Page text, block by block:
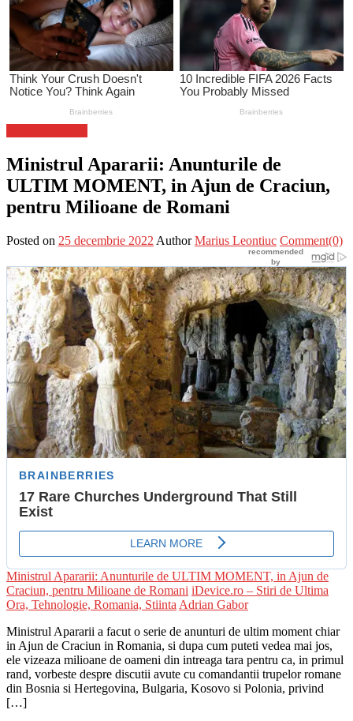
Ministrul Apararii: Anunturile de
ULTIM MOMENT, in Ajun de Craciun,
pentru Milioane de Romani
Posted on 25 decembrie 2022 Author Marius Leontiuc Comment(0)
Ministrul Apararii: Anunturile de ULTIM MOMENT, in Ajun de
Craciun, pentru Milioane de Romani iDevice.ro – Stiri de Ultima
Ora, Tehnologie, Romania, Stiinta Adrian Gabor
Ministrul Apararii a facut o serie de anunturi de ultim moment chiar
in Ajun de Craciun in Romania, si dupa cum puteti vedea mai jos,
ele vizeaza milioane de oameni din intreaga tara pentru ca, in primul
rand, vorbeste despre discutii avute cu comandantii trupelor romane
din Bosnia si Hertegovina, Bulgaria, Kosovo si Polonia, privind
[…]